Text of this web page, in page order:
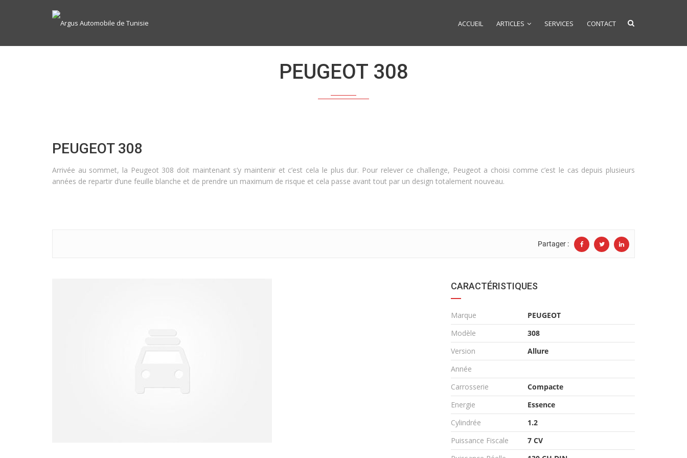
ACCUEIL ARTICLES SERVICES CONTACT
PEUGEOT 308
PEUGEOT 308
Arrivée au sommet, la Peugeot 308 doit maintenant s’y maintenir et c’est cela le plus dur. Pour relever ce challenge, Peugeot a choisi comme c’est le cas depuis plusieurs
années de repartir d’une feuille blanche et de prendre un maximum de risque et cela passe avant tout par un design totalement nouveau.
Partager :
CARACTÉRISTIQUES
Marque
PEUGEOT
Modèle
308
Version
Allure
Année
Carrosserie
Compacte
Energie
Essence
Cylindrée
1.2
Puissance Fiscale
7 CV